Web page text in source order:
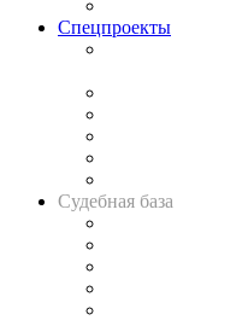
Спецпроекты
Судебная база